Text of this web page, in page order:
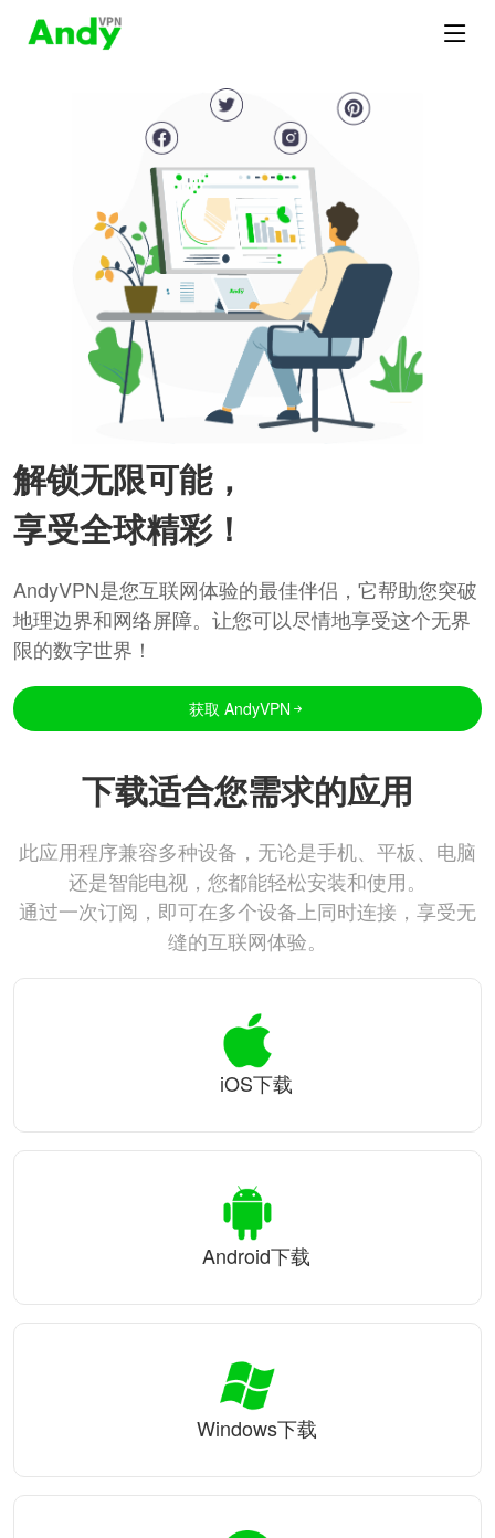
解锁无限可能，
享受全球精彩！
AndyVPN是您互联网体验的最佳伴侣，它帮助您突破
地理边界和网络屏障。让您可以尽情地享受这个无界
限的数字世界！
获取 AndyVPN
下载适合您需求的应用
此应用程序兼容多种设备，无论是手机、平板、电脑
还是智能电视，您都能轻松安装和使用。
通过一次订阅，即可在多个设备上同时连接，享受无
缝的互联网体验。
iOS下载
Android下载
Windows下载